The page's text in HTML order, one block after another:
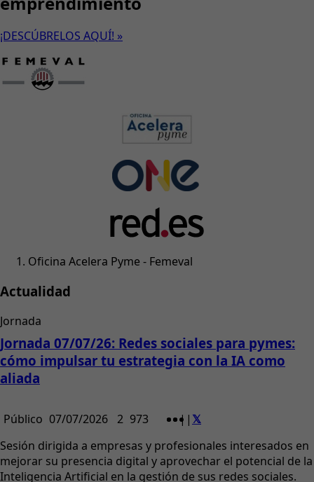
¡DESCÚBRELOS AQUÍ! »
Oficina Acelera Pyme - Femeval
Actualidad
Jornada
Jornada 07/07/26: Redes sociales para pymes:
cómo impulsar tu estrategia con la IA como
aliada
Público 07/07/2026 2 973 | |
Sesión dirigida a empresas y profesionales interesados en
mejorar su presencia digital y aprovechar el potencial de la
Inteligencia Artificial en la gestión de sus redes sociales.